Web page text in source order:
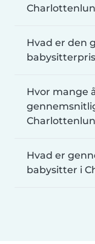
Hvad er den
Hvor mange
Hvad er
babysitter i